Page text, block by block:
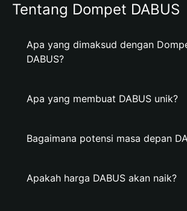
Tentang Dompet DABUS
Apa yang dimaksud dengan
DABUS?
Apa yang membuat DABUS unik?
Bagaimana potensi masa depan
Apakah harga DABUS akan naik?